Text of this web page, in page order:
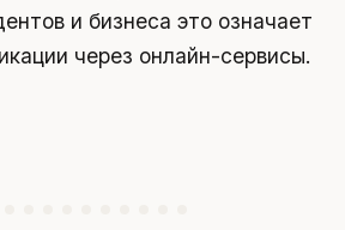
и бизнеса это означает
через онлайн-сервисы.